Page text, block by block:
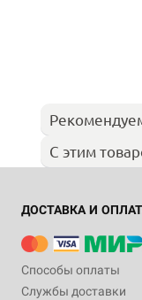
С этим
ДОСТАВКА И
Способы оплаты
Службы доставки